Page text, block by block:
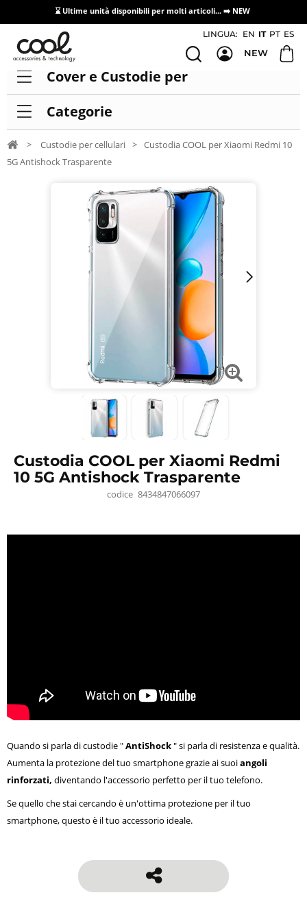
⌛ Ultime unità disponibili per molti articoli... ➡️ NEW
Accesso/registrazione distributori
LINGUA: EN IT PT ES
NEW
Cover e Custodie per
Categorie
> Custodie per cellulari > Custodia COOL per Xiaomi Redmi 10
5G Antishock Trasparente
Custodia COOL per Xiaomi Redmi
10 5G Antishock Trasparente
codice 8434847066097
Quando si parla di custodie "AntiShock" si parla di resistenza e qualità.
Aumenta la protezione del tuo smartphone grazie ai suoiangoli
rinforzati, diventando l'accessorio perfetto per il tuo telefono.
Se quello che stai cercando è un'ottima protezione per il tuo
smartphone, questo è il tuo accessorio ideale.